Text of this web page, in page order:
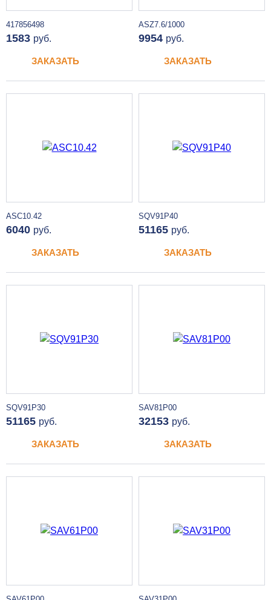
417856498
1583 руб.
ЗАКАЗАТЬ
ASZ7.6/1000
9954 руб.
ЗАКАЗАТЬ
ASC10.42
6040 руб.
ЗАКАЗАТЬ
SQV91P40
51165 руб.
ЗАКАЗАТЬ
SQV91P30
51165 руб.
ЗАКАЗАТЬ
SAV81P00
32153 руб.
ЗАКАЗАТЬ